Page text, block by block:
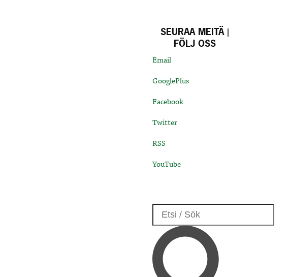
SEURAA MEITÄ |
FÖLJ OSS
Email
GooglePlus
Facebook
Twitter
RSS
YouTube